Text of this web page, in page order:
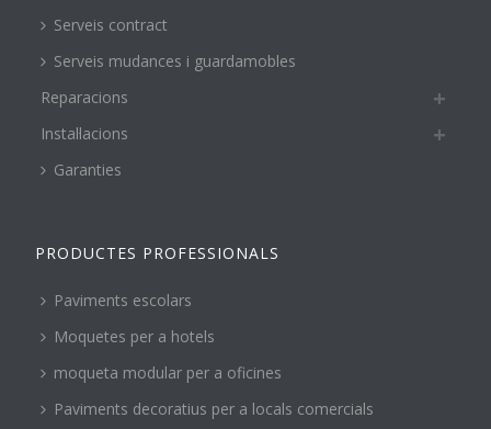
Serveis contract
Serveis mudances i guardamobles
Reparacions
Instal·lacions
Garanties
PRODUCTES PROFESSIONALS
Paviments escolars
Moquetes per a hotels
moqueta modular per a oficines
Paviments decoratius per a locals comercials